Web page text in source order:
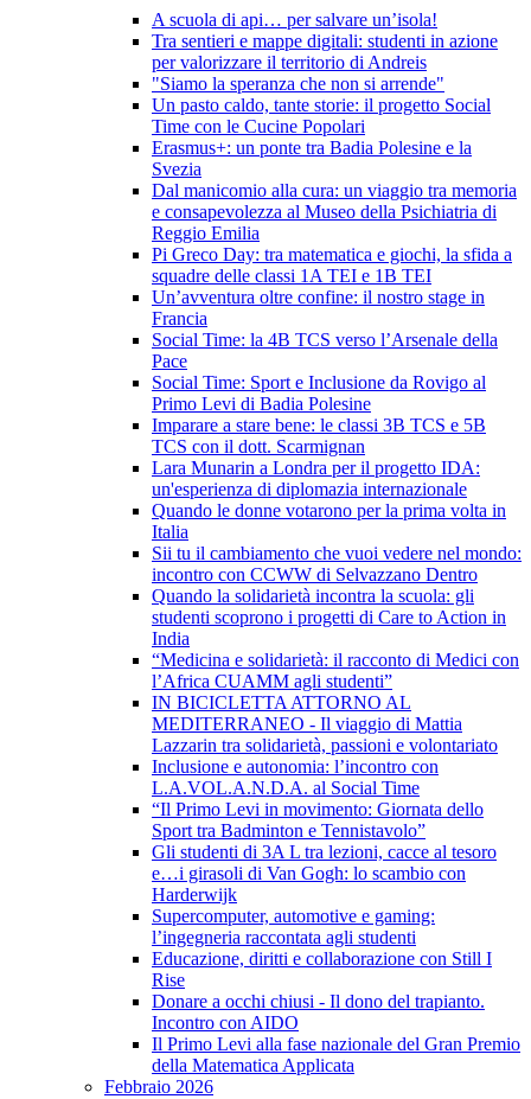
A scuola di api… per salvare un’isola!
Tra sentieri e mappe digitali: studenti in azione
per valorizzare il territorio di Andreis
"Siamo la speranza che non si arrende"
Un pasto caldo, tante storie: il progetto Social
Time con le Cucine Popolari
Erasmus+: un ponte tra Badia Polesine e la
Svezia
Dal manicomio alla cura: un viaggio tra memoria
e consapevolezza al Museo della Psichiatria di
Reggio Emilia
Pi Greco Day: tra matematica e giochi, la sfida a
squadre delle classi 1A TEI e 1B TEI
Un’avventura oltre confine: il nostro stage in
Francia
Social Time: la 4B TCS verso l’Arsenale della
Pace
Social Time: Sport e Inclusione da Rovigo al
Primo Levi di Badia Polesine
Imparare a stare bene: le classi 3B TCS e 5B
TCS con il dott. Scarmignan
Lara Munarin a Londra per il progetto IDA:
un'esperienza di diplomazia internazionale
Quando le donne votarono per la prima volta in
Italia
Sii tu il cambiamento che vuoi vedere nel mondo:
incontro con CCWW di Selvazzano Dentro
Quando la solidarietà incontra la scuola: gli
studenti scoprono i progetti di Care to Action in
India
“Medicina e solidarietà: il racconto di Medici con
l’Africa CUAMM agli studenti”
IN BICICLETTA ATTORNO AL
MEDITERRANEO - Il viaggio di Mattia
Lazzarin tra solidarietà, passioni e volontariato
Inclusione e autonomia: l’incontro con
L.A.VOL.A.N.D.A. al Social Time
“Il Primo Levi in movimento: Giornata dello
Sport tra Badminton e Tennistavolo”
Gli studenti di 3A L tra lezioni, cacce al tesoro
e…i girasoli di Van Gogh: lo scambio con
Harderwijk
Supercomputer, automotive e gaming:
l’ingegneria raccontata agli studenti
Educazione, diritti e collaborazione con Still I
Rise
Donare a occhi chiusi - Il dono del trapianto.
Incontro con AIDO
Il Primo Levi alla fase nazionale del Gran Premio
della Matematica Applicata
Febbraio 2026